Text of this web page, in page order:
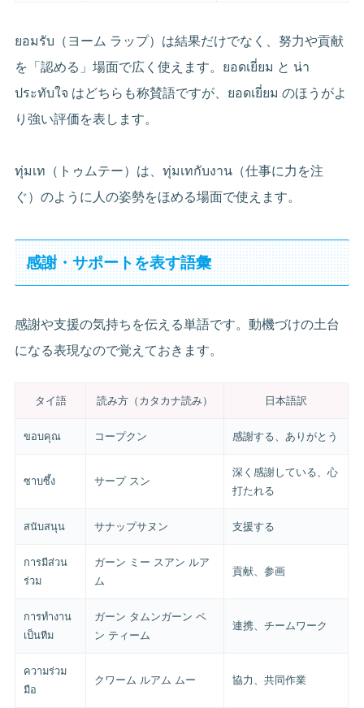
ยอมรับ（ヨーム ラップ）は結果だけでなく、努力や貢献
を「認める」場面で広く使えます。ยอดเยี่ยม と น่า
ประทับใจ はどちらも称賛語ですが、ยอดเยี่ยม のほうがよ
り強い評価を表します。
ทุ่มเท（トゥムテー）は、ทุ่มเทกับงาน（仕事に力を注
ぐ）のように人の姿勢をほめる場面で使えます。
感謝・サポートを表す語彙
感謝や支援の気持ちを伝える単語です。動機づけの土台
になる表現なので覚えておきます。
タイ語 読み方（カタカナ読み） 日本語訳
ขอบคุณ コープクン 感謝する、ありがとう
ซาบซึ้ง サープ スン
深く感謝している、心
打たれる
สนับสนุน サナップサヌン 支援する
การมีส่วน
ร่วม
ガーン ミー スアン ルア
ム
貢献、参画
การทำงาน
เป็นทีม
ガーン タムンガーン ペ
ン ティーム
連携、チームワーク
ความร่วม
มือ
クワーム ルアム ムー 協力、共同作業